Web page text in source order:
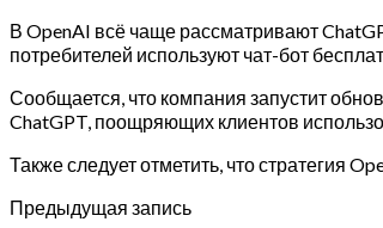
В OpenAI всё чаще рассматривают
потребителей используют чат-бот
Сообщается, что компания запустит
ChatGPT, поощряющих клиентов
Также следует отметить, что стратегия
Предыдущая запись